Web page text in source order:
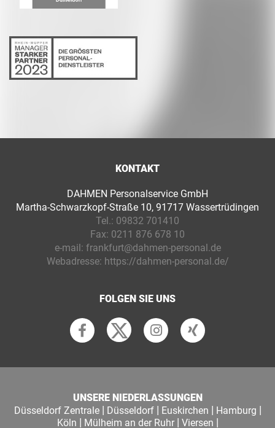
KONTAKT
DAHMEN Personalservice GmbH
Martha-Schwarzkopf-Straße 10, 91717 Wassertrüdingen
Tel.: 09832 701410
Fax: 0211 876 678 10
e-mail: frankfurt@dahmen-personal.de
Webadresse: https://dahmen-personal.de/
FOLGEN SIE UNS
UNSERE NIEDERLASSUNGEN
Düsseldorf Zentrale| Düsseldorf| Euskirchen | Hamburg |
Köln | Mülheim an der Ruhr| Viersen |